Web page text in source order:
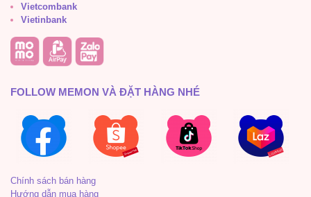
Vietcombank
Vietinbank
FOLLOW MEMON VÀ ĐẶT HÀNG NHÉ
Chính sách bán hàng
Hướng dẫn mua hàng